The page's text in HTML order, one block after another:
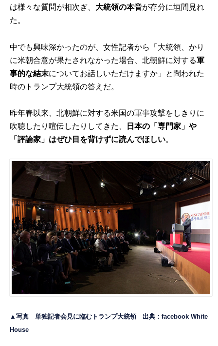
は様々な質問が相次ぎ、 大統領の本音が存分に垣間見れ
た。
中でも興味深かったのが、女性記者から「大統領、かり
に米朝合意が果たされなかった場合、北朝鮮に対する軍
事的な結末についてお話しいただけますか」と問われた
時のトランプ大統領の答えだ。
昨年春以来、北朝鮮に対する米国の軍事攻撃をしきりに
吹聴したり喧伝したりしてきた、
日本の「専門家」や
「評論家」はぜひ目を背けずに読んでほしい。
▲写真 単独記者会見に臨むトランプ大統領 出典：facebookWhite
House